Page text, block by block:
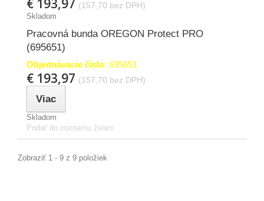
€ 193,97 (157,70 bez DPH)
Skladom
Pracovná bunda OREGON Protect PRO
(695651)
Objednávacie číslo: 695651
€ 193,97 (157,70 bez DPH)
Viac
Skladom
Pridať do zoznamu želaní
Zobraziť 1 - 9 z 9 položiek